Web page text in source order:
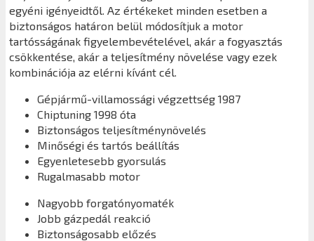
egyéni igényeidtől. Az értékeket minden esetben a
biztonságos határon belül módosítjuk a motor
tartósságának figyelembevételével, akár a fogyasztás
csökkentése, akár a teljesítmény növelése vagy ezek
kombinációja az elérni kívánt cél.
Gépjármű-villamossági végzettség 1987
Chiptuning 1998 óta
Biztonságos teljesítménynövelés
Minőségi és tartós beállítás
Egyenletesebb gyorsulás
Rugalmasabb motor
Nagyobb forgatónyomaték
Jobb gázpedál reakció
Biztonságosabb előzés